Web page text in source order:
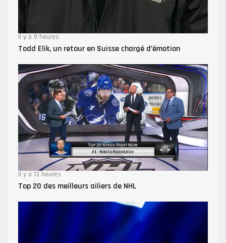
Il y a 9 heures
Todd Elik, un retour en Suisse chargé d’émotion
Il y a 13 heures
Top 20 des meilleurs ailiers de NHL